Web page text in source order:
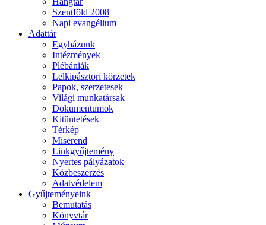
Szentföld 2008
Napi evangélium
Adattár
Egyházunk
Intézmények
Plébániák
Lelkipásztori körzetek
Papok, szerzetesek
Világi munkatársak
Dokumentumok
Kitüntetések
Térkép
Miserend
Linkgyűjtemény
Nyertes pályázatok
Közbeszerzés
Adatvédelem
Gyűjteményeink
Bemutatás
Könyvtár